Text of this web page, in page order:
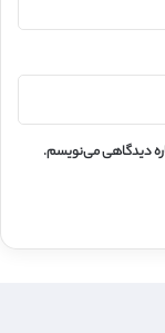
دیدگاهی می‌نویسم.